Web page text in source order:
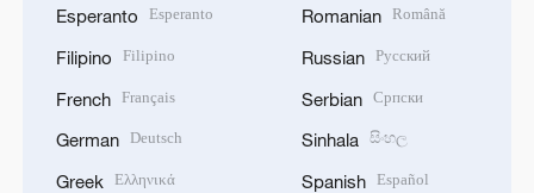
Esperanto Esperanto
Filipino Filipino
French Français
German Deutsch
Greek Ελληνικά
Romanian Română
Russian Русский
Serbian Српски
Sinhala සිංහල
Spanish Español